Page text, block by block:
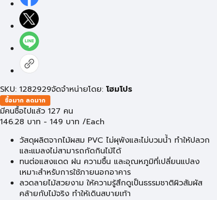
SKU: 1282929จัดจำหน่ายโดย: โฮมโปร
ซื้อมาก ลดมาก
มีคนซื้อไปแล้ว 127 คน
146.28 บาท - 149 บาท /Each
วัสดุผลิตจากไม้ผสม PVC ไม่ผุพังและไม่บวมน้ำ ทำให้ปลวก
และแมลงไม่สามารถกัดกินไม้ได้
ทนต่อแสงแดด ฝน ความชื้น และอุณหภูมิที่เปลี่ยนแปลง
เหมาะสำหรับการใช้ภายนอกอาคาร
ลวดลายไม้สวยงาม ให้ความรู้สึกดูเป็นธรรมชาติผิวสัมผัส
คล้ายกับไม้จริง ทำให้เดินสบายเท้า